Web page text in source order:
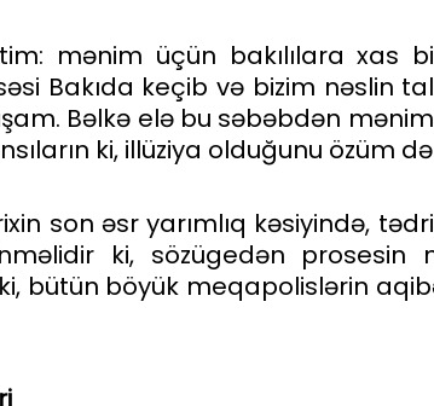
mənim üçün bakılılara xas
Bakıda keçib və bizim nəslin
Bəlkə elə bu səbəbdən
ki, illüziya olduğunu özüm
son əsr yarımlıq kəsiyində,
ki, sözügedən prosesin
bütün böyük meqapolislərin